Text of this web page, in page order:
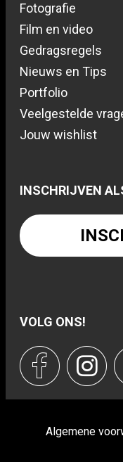
Fotografie
Film en video
Gedragsregels
Nieuws en Tips
Portfolio
Veelgestelde
Jouw wishlist
INSCHRIJVEN
VOLG ONS!
Algemene